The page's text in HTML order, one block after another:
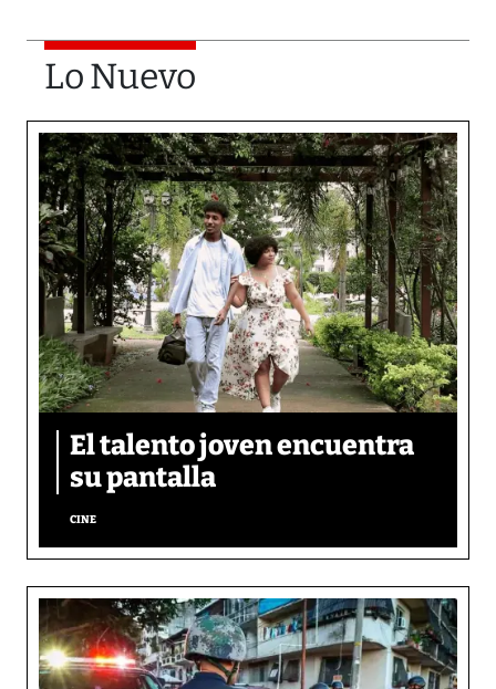
Lo Nuevo
El talento joven encuentra
su pantalla​
CINE